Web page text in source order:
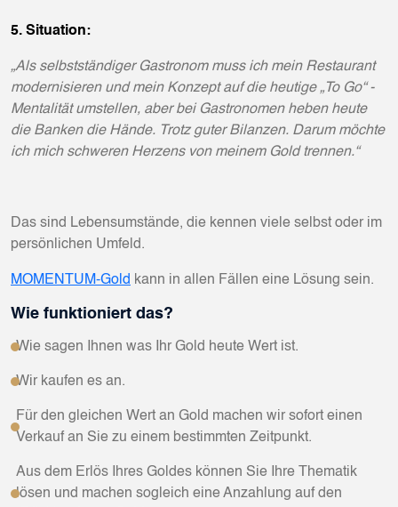
5. Situation:
„Als selbstständiger Gastronom muss ich mein Restaurant
modernisieren und mein Konzept auf die heutige „To Go“ -
Mentalität umstellen, aber bei Gastronomen heben heute
die Banken die Hände. Trotz guter Bilanzen. Darum möchte
ich mich schweren Herzens von meinem Gold trennen.“
Das sind Lebensumstände, die kennen viele selbst oder im
persönlichen Umfeld.
MOMENTUM-Gold kann in allen Fällen eine Lösung sein.
Wie funktioniert das?
Wie sagen Ihnen was Ihr Gold heute Wert ist.
Wir kaufen es an.
Für den gleichen Wert an Gold machen wir sofort einen
Verkauf an Sie zu einem bestimmten Zeitpunkt.
Aus dem Erlös Ihres Goldes können Sie Ihre Thematik
lösen und machen sogleich eine Anzahlung auf den